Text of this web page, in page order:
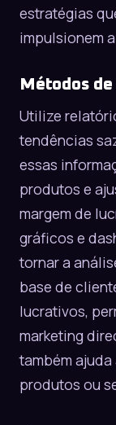
estratégias
impulsionem
Métodos
Utilize
tendências
essas
produtos e
margem de
gráficos e
tornar a
base de
lucrativos,
marketing
também
produtos ou